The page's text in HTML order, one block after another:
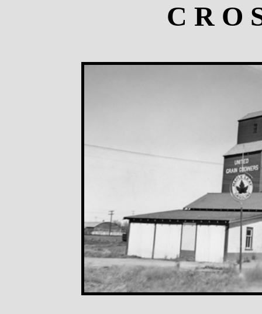
C R O